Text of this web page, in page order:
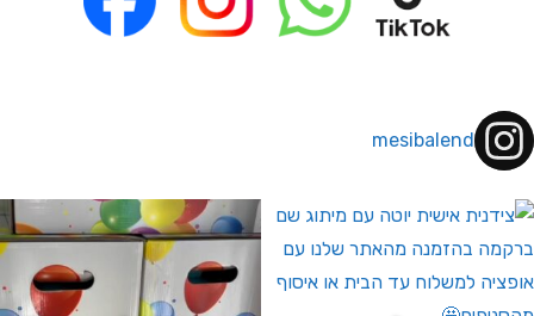
mesibalend
לחברי מועדון ומצטרפים חדשים🤍